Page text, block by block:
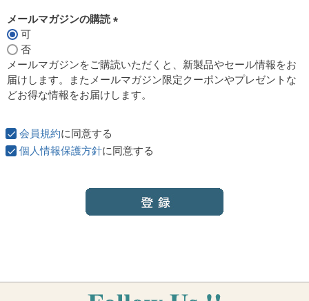
メールマガジンの購読
須
)
可
否
メールマガジンをご購読いただくと、新製品やセール情報をお
届けします。またメールマガジン限定クーポンやプレゼントな
どお得な情報をお届けします。
会員規約に同意する
個人情報保護方針に同意する